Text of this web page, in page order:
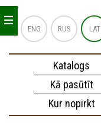
ENG RUS LAT
Katalogs
Kā pasūtīt
Kur nopirkt
_
_
_